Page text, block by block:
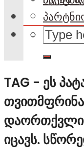
TAG - ᲔᲡ
ᲘᲪᲐᲕᲡ.